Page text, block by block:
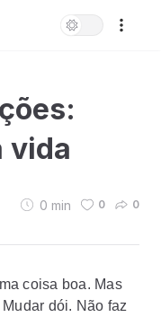
vida
0 min 0 0
coisa boa. Mas
dói. Não faz